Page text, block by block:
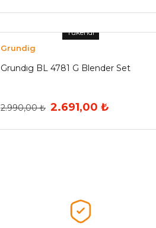
Tükendi
Grundig
Grundıg BL 4781 G Blender Set
2.990,00 ₺ 2.691,00 ₺